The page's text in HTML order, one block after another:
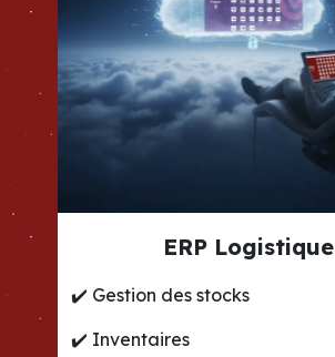
ERP Logistique
✔️ Gestion des stocks
✔️ Inventaires